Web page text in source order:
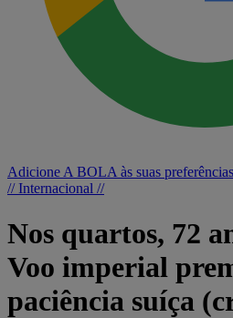
Adicione A BOLA às suas
// Internacional //
Nos quartos, 72
Voo imperial
paciência suíça